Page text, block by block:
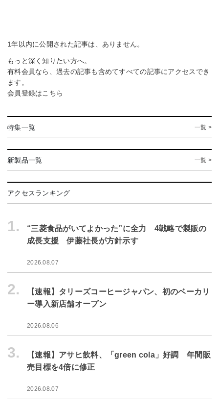
1年以内に公開された記事は、ありません。
もっと深く知りたい方へ。
有料会員なら、過去の記事も含めてすべての記事にアクセスでき
ます。
会員登録はこちら
特集一覧 一覧 >
新製品一覧 一覧 >
アクセスランキング
1.
“三菱食品がいてよかった”に全力 4戦略で製販の
成長支援 伊藤社長が方針示す
2026.08.07
2.
【速報】タリーズコーヒージャパン、初のベーカリ
ー導入新店舗オープン
2026.08.06
3.
【速報】アサヒ飲料、「green cola」好調 年間販
売目標を4倍に修正
2026.08.07